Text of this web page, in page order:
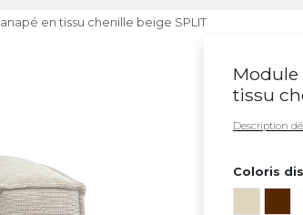
en tissu chenille beige SPLIT
tissu
Description
Coloris